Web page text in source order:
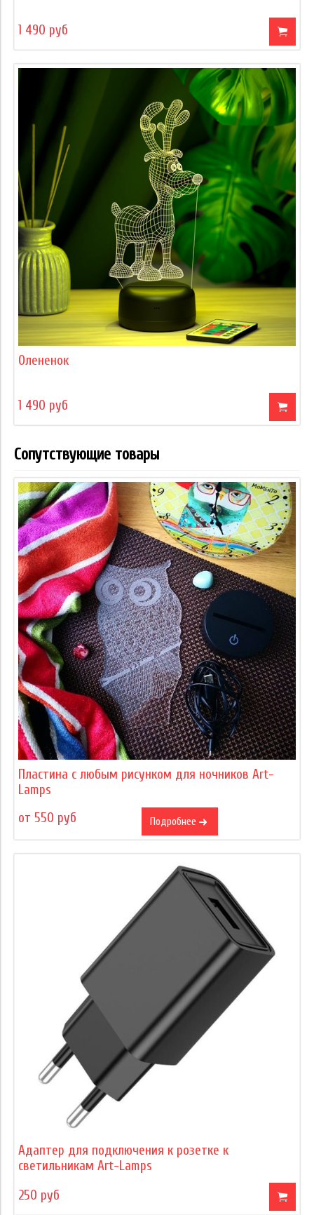
1 490 руб
Олененок
1 490 руб
Сопутствующие товары
Пластина с любым рисунком для ночников Art-
Lamps
от 550 руб
Подробнее
Адаптер для подключения к розетке к
светильникам Art-Lamps
250 руб